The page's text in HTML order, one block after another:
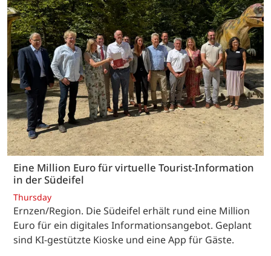
Eine Million Euro für virtuelle Tourist-Information
in der Südeifel
Thursday
Ernzen/Region. Die Südeifel erhält rund eine Million
Euro für ein digitales Informationsangebot. Geplant
sind KI-gestützte Kioske und eine App für Gäste.